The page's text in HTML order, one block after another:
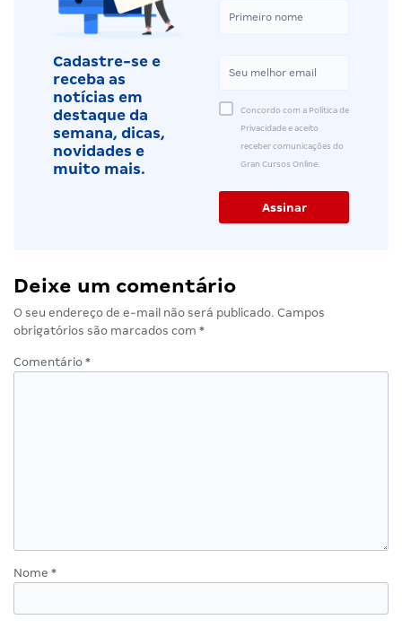
Cadastre-se e
receba as
notícias em
destaque da
semana, dicas,
novidades e
muito mais.
Concordo com a Política de
Privacidade e aceito
receber comunicações do
Gran Cursos Online.
Deixe um comentário
O seu endereço de e-mail não será publicado. Campos
obrigatórios são marcados com *
Comentário *
Nome *